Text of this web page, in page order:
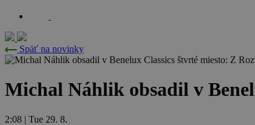
Späť na novinky
Michal Náhlik obsadil v
2:08 | Tue 29. 8.